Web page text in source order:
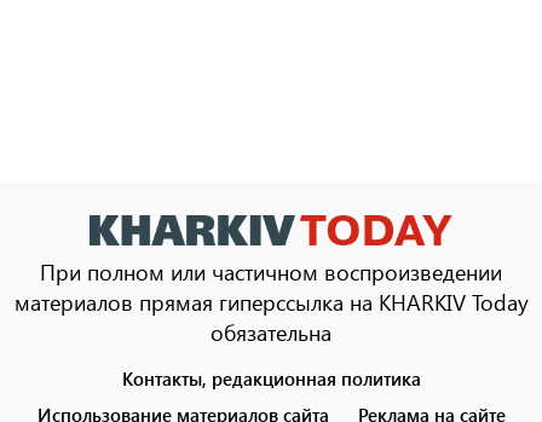
При полном или частичном воспроизведении
материалов прямая гиперссылка на KHARKIV Today
обязательна
menu
Контакты, редакционная политика
Использование материалов сайта
Реклама на сайте